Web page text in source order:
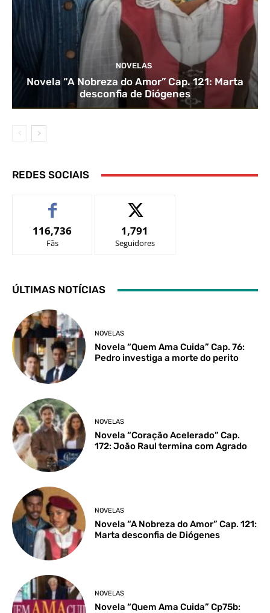
NOVELAS
Novela “A Nobreza do Amor” Cap. 121: Marta
desconfia de Diógenes
REDES SOCIAIS
116,736
Fãs
1,791
Seguidores
ÚLTIMAS NOTÍCIAS
NOVELAS
Novela “Quem Ama Cuida” Cap. 76:
Pedro investiga a morte do perito
NOVELAS
Novela “Coração Acelerado” Cap.
172: João Raul termina com Agrado
NOVELAS
Novela “A Nobreza do Amor” Cap. 121:
Marta desconfia de Diógenes
NOVELAS
Novela “Quem Ama Cuida” Cp75b: